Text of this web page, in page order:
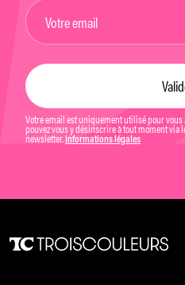
Votre email est uniquement utilisé pour
pouvez vous y désinscrire à tout moment via
newsletter. Informations légales